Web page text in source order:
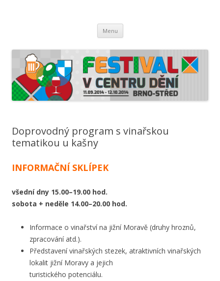
Menu Přejít
obsahu
webu
Doprovodný program s vinařskou
tematikou u kašny
INFORMAČNÍ SKLÍPEK
všední dny 15.00–19.00 hod.
sobota + neděle 14.00–20.00 hod.
Informace o vinařství na jižní Moravě (druhy hroznů,
zpracování atd.).
Představení vinařských stezek, atraktivních vinařských
lokalit jižní Moravy a jejich
turistického potenciálu.